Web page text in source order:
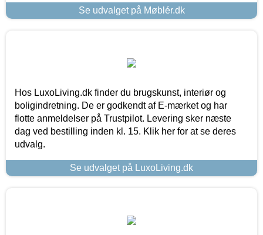
Se udvalget på Møblér.dk
Hos LuxoLiving.dk finder du brugskunst, interiør og
boligindretning. De er godkendt af E-mærket og har
flotte anmeldelser på Trustpilot. Levering sker næste
dag ved bestilling inden kl. 15. Klik her for at se deres
udvalg.
Se udvalget på LuxoLiving.dk